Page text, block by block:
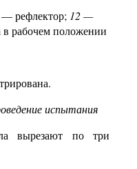
— рефлектор; 12—
в рабочем положении
испытания
вырезают по три